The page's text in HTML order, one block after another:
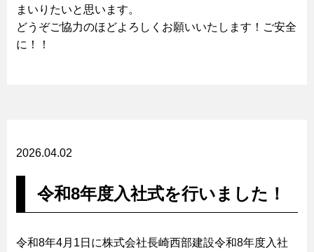
まいりたいと思います。
どうぞご協力のほどよろしくお願いいたします！ご安全
に！！
2026.04.02
令和8年度入社式を行いました！
令和8年4月1日に株式会社長崎西部建設令和8年度入社